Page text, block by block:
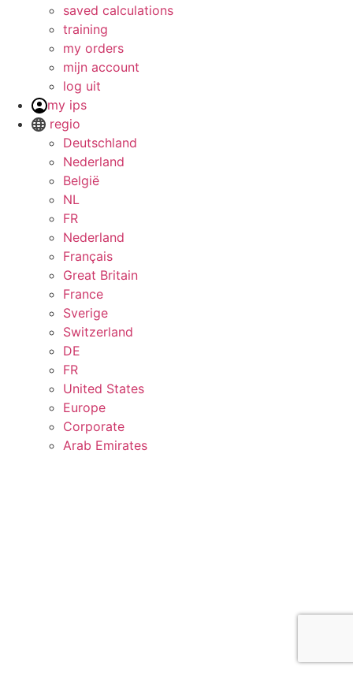
saved calculations
training
my orders
mijn account
log uit
my ips
regio
Deutschland
Nederland
België
NL
FR
Nederland
Français
Great Britain
France
Sverige
Switzerland
DE
FR
United States
Europe
Corporate
Arab Emirates